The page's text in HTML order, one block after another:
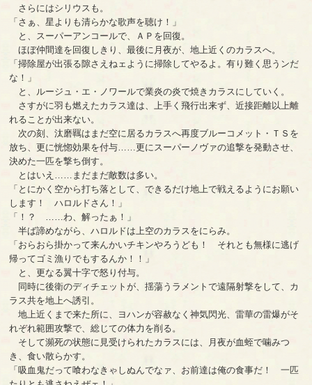
さらにはシリウスも。
「さぁ、星よりも清らかな歌声を聴け！」
と、スーパーアンコールで、ＡＰを回復。
ほぼ仲間達を回復しきり、最後に月夜が、地上近くのカラスへ。
「掃除屋が出張る隙さえねェように掃除してやるよ。有り難く思うンだ
な！」
と、ルージュ・エ・ノワールで業炎の炎で焼きカラスにしていく。
さすがに羽も燃えたカラス達は、上手く飛行出来ず、近接距離以上離
れることが出来ない。
次の刻、汰磨羈はまだ空に居るカラスへ再度ブルーコメット・ＴＳを
放ち、更に恍惚効果を付与……更にスーパーノヴァの追撃を発動させ、
決めた一匹を撃ち倒す。
とはいえ……まだまだ敵数は多い。
「とにかく空から打ち落として、できるだけ地上で戦えるようにお願い
します！ ハロルドさん！」
「！？ ……わ、解ったぁ！」
半ば諦めながら、ハロルドは上空のカラスをにらみ。
「おらおら掛かって来んかいチキンやろうども！ それとも無様に逃げ
帰ってゴミ漁りでもするんか！！」
と、更なる翼十字で怒り付与。
同時に後衛のディチェットが、揺蕩うラメントで遠隔射撃をして、カ
ラス共を地上へ誘引。
地上近くまで来た所に、ヨハンが容赦なく神気閃光、雷華の雷爆がそ
れぞれ範囲攻撃で、総じての体力を削る。
そして瀕死の状態に見受けられたカラスには、月夜が血蛭で噛みつ
き、食い散らかす。
「吸血鬼だって喰わなきゃしぬんでなァ、お前達は俺の食事だ！ 一匹